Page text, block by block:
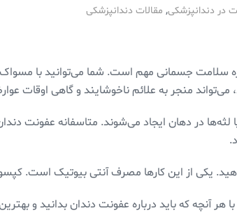
در دندانپزشکی, مقالات دندانپزشکی
سلامت جسمانی مهم است. شما می‌توانید با
منجر به علائم ناخوشایند و گاهی اوقات
در دهان ایجاد می‌شوند. متاسفانه عفونت
دهید. یکی از این کار‌ها مصرف آنتی بیوتیک است.
هر آنچه که باید درباره عفونت دندان بدانید و